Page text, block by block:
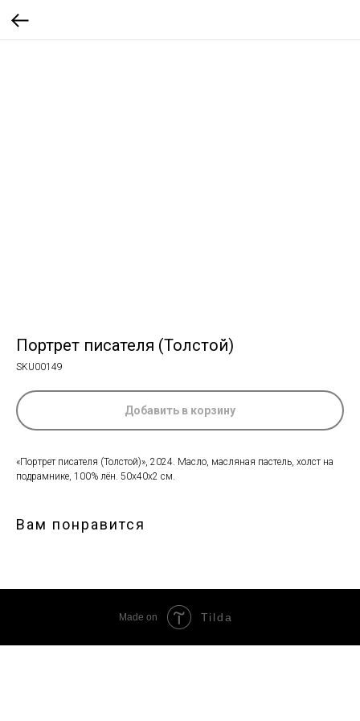
Портрет писателя (Толстой)
SKU00149
Добавить в корзину
«Портрет писателя (Толстой)», 2024. Масло, масляная пастель, холст на
подрамнике, 100% лён. 50х40х2 см.
Вам понравится
Made on Tilda